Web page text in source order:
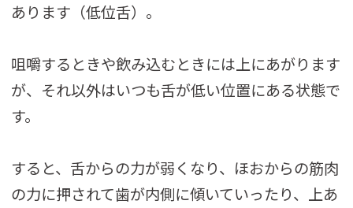
あります（低位舌）。
咀嚼するときや飲み込むときには上にあがります
が、それ以外はいつも舌が低い位置にある状態で
す。
すると、舌からの力が弱くなり、ほおからの筋肉
の力に押されて歯が内側に傾いていったり、上あ